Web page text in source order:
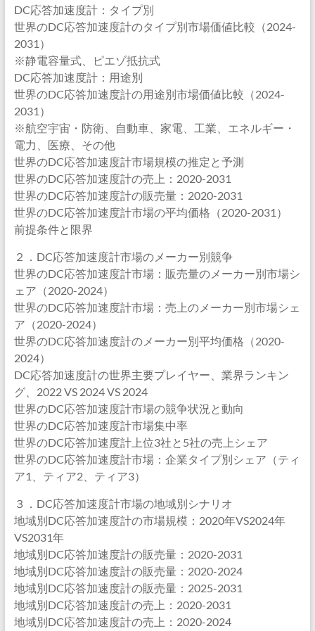
DC応答加速度計：タイプ別
世界のDC応答加速度計のタイプ別市場価値比較（2024-
2031）
※静電容量式、ピエゾ抵抗式
DC応答加速度計：用途別
世界のDC応答加速度計の用途別市場価値比較（2024-
2031）
※航空宇宙・防衛、自動車、家電、工業、エネルギー・
電力、医療、その他
世界のDC応答加速度計市場規模の推定と予測
世界のDC応答加速度計の売上：2020-2031
世界のDC応答加速度計の販売量：2020-2031
世界のDC応答加速度計市場の平均価格（2020-2031）
前提条件と限界
２．DC応答加速度計市場のメーカー別競争
世界のDC応答加速度計市場：販売量のメーカー別市場シ
ェア（2020-2024）
世界のDC応答加速度計市場：売上のメーカー別市場シェ
ア（2020-2024）
世界のDC応答加速度計のメーカー別平均価格（2020-
2024）
DC応答加速度計の世界主要プレイヤー、業界ランキン
グ、2022 VS 2024 VS 2024
世界のDC応答加速度計市場の競争状況と動向
世界のDC応答加速度計市場集中率
世界のDC応答加速度計上位3社と5社の売上シェア
世界のDC応答加速度計市場：企業タイプ別シェア（ティ
ア1、ティア2、ティア3）
３．DC応答加速度計市場の地域別シナリオ
地域別DC応答加速度計の市場規模：2020年VS2024年
VS2031年
地域別DC応答加速度計の販売量：2020-2031
地域別DC応答加速度計の販売量：2020-2024
地域別DC応答加速度計の販売量：2025-2031
地域別DC応答加速度計の売上：2020-2031
地域別DC応答加速度計の売上：2020-2024